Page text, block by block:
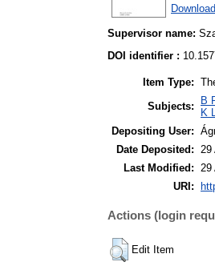
Supervisor name:
DOI identifier :
Item Type:
Subjects:
B
K
Depositing User:
Date Deposited:
29
Last Modified:
29
URI:
Actions (login
Edit Item